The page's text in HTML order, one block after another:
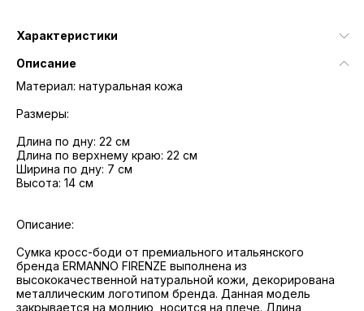
Характеристики
Описание
Материал: натуральная кожа
Размеры:
Длина по дну: 22 см
Длина по верхнему краю: 22 см
Ширина по дну: 7 см
Высота: 14 см
Описание:
Сумка кросс-боди от премиального итальянского
бренда ERMANNO FIRENZE выполнена из
высококачественной натуральной кожи, декорирована
металлическим логотипом бренда. Данная модель
закрывается на молнию, носится на плече. Длина